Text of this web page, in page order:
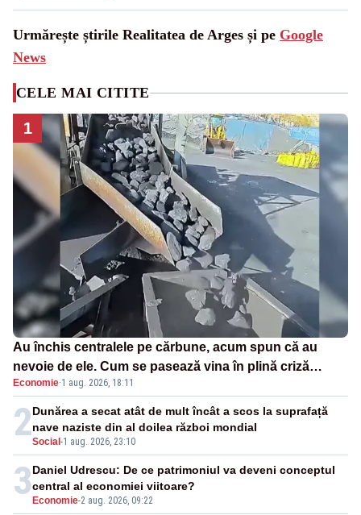
Urmărește știrile Realitatea de Arges și pe Google
News
CELE MAI CITITE
1
Au închis centralele pe cărbune, acum spun că au
nevoie de ele. Cum se pasează vina în plină criză
energetică
Economie·1 aug. 2026, 18:11
2Social-1 aug. 2026, 23:10
Dunărea a secat atât de mult încât a scos la suprafață
nave naziste din al doilea război mondial
3Economie-2 aug. 2026, 09:22
Daniel Udrescu: De ce patrimoniul va deveni conceptul
central al economiei viitoare?